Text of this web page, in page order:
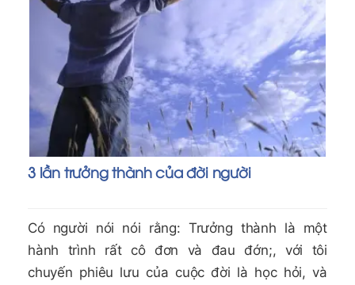
3 lần trưởng thành của đời người
Có người nói nói rằng: Trưởng thành là một
hành trình rất cô đơn và đau đớn;, với tôi
chuyến phiêu lưu của cuộc đời là học hỏi, và